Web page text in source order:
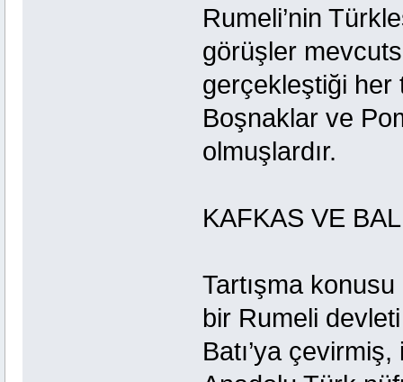
Rumeli’nin
görüşler
gerçekleştiği her
Boşnaklar ve
olmuşlardır.
KAFKAS VE
Tartışma konusu
bir Rumeli
Batı’ya